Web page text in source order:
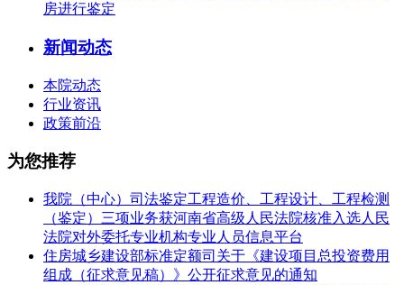
房进行鉴定
新闻动态
本院动态
行业资讯
政策前沿
为您推荐
我院（中心）司法鉴定工程造价、工程设计、工程检测
（鉴定）三项业务获河南省高级人民法院核准入选人民
法院对外委托专业机构专业人员信息平台
住房城乡建设部标准定额司关于《建设项目总投资费用
组成（征求意见稿）》公开征求意见的通知